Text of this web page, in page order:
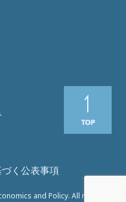
く公表事項
and Policy. All rights